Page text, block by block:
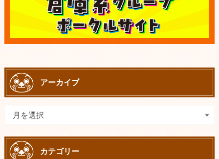
アーカイブ
カテゴリー